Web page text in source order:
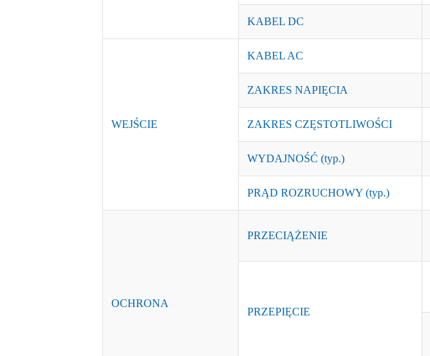
KABEL DC
WEJŚCIE
KABEL AC
ZAKRES NAPIĘCIA
ZAKRES CZĘSTOTLIWOŚCI
WYDAJNOŚĆ (typ.)
PRĄD ROZRUCHOWY (typ.)
OCHRONA
PRZECIĄŻENIE
PRZEPIĘCIE